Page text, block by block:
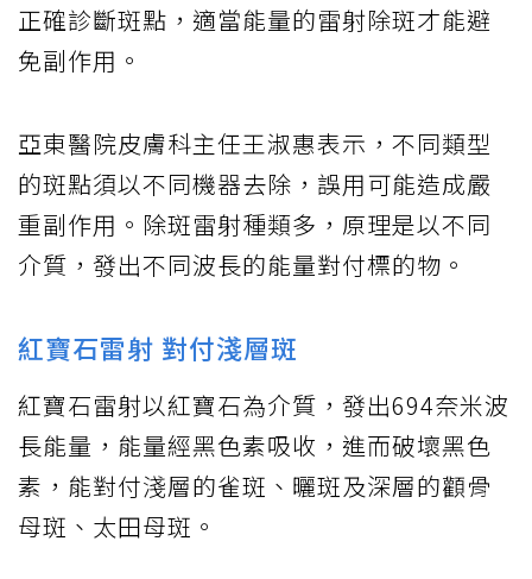
正確診斷斑點，適當能量的雷射除斑才能避
免副作用。
亞東醫院皮膚科主任王淑惠表示，不同類型
的斑點須以不同機器去除，誤用可能造成嚴
重副作用。除斑雷射種類多，原理是以不同
介質，發出不同波長的能量對付標的物。
紅寶石雷射 對付淺層斑
紅寶石雷射以紅寶石為介質，發出694奈米波
長能量，能量經黑色素吸收，進而破壞黑色
素，能對付淺層的雀斑、曬斑及深層的顴骨
母斑、太田母斑。